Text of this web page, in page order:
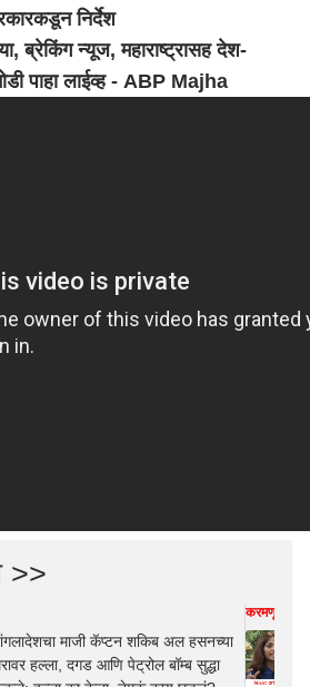
निर्देश
ब्रेकिंग न्यूज,महाराष्ट्रासह देश-
पाहा लाईव्ह - ABP Majha
>>
माजी कॅप्टन शकिब अल हसनच्या
हल्ला, दगड आणि पेट्रोल बॉम्ब सुद्धा
करमणूक